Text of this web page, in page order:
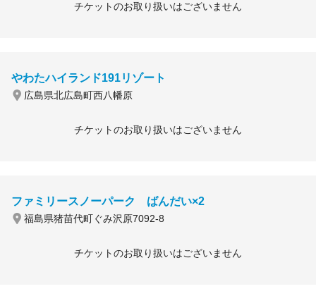
チケットのお取り扱いはございません
やわたハイランド191リゾート
広島県北広島町西八幡原
チケットのお取り扱いはございません
ファミリースノーパーク ばんだい×2
福島県猪苗代町ぐみ沢原7092-8
チケットのお取り扱いはございません